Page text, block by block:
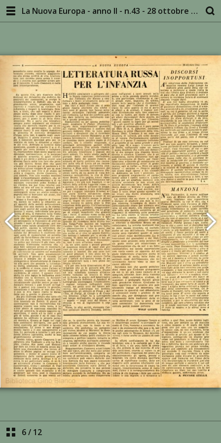
La Nuova Europa - anno II - n.43 - 28 ottobre 1945
6/ 12